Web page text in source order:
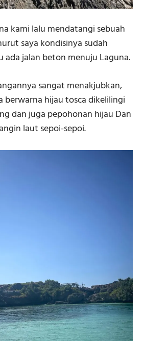
kami lalu mendatangi sebuah
saya kondisinya sudah
ada jalan beton menuju Laguna.
sangat menakjubkan,
berwarna hijau tosca dikelilingi
dan juga pepohonan hijau Dan
laut sepoi-sepoi.